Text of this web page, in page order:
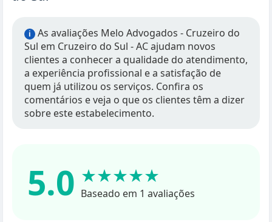
i
As avaliações Melo Advogados - Cruzeiro do
Sul em Cruzeiro do Sul - AC ajudam novos
clientes a conhecer a qualidade do atendimento,
a experiência profissional e a satisfação de
quem já utilizou os serviços. Confira os
comentários e veja o que os clientes têm a dizer
sobre este estabelecimento.
5.0 ★★★★★
Baseado em 1 avaliações